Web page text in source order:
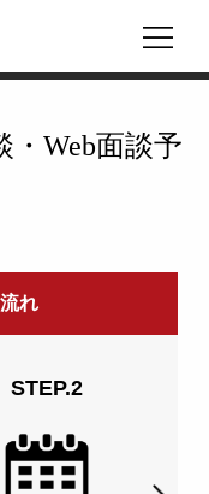
Web面談予
れ
STEP.2